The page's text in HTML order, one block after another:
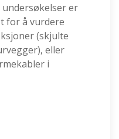
er
for å vurdere
(skjulte
eller
i